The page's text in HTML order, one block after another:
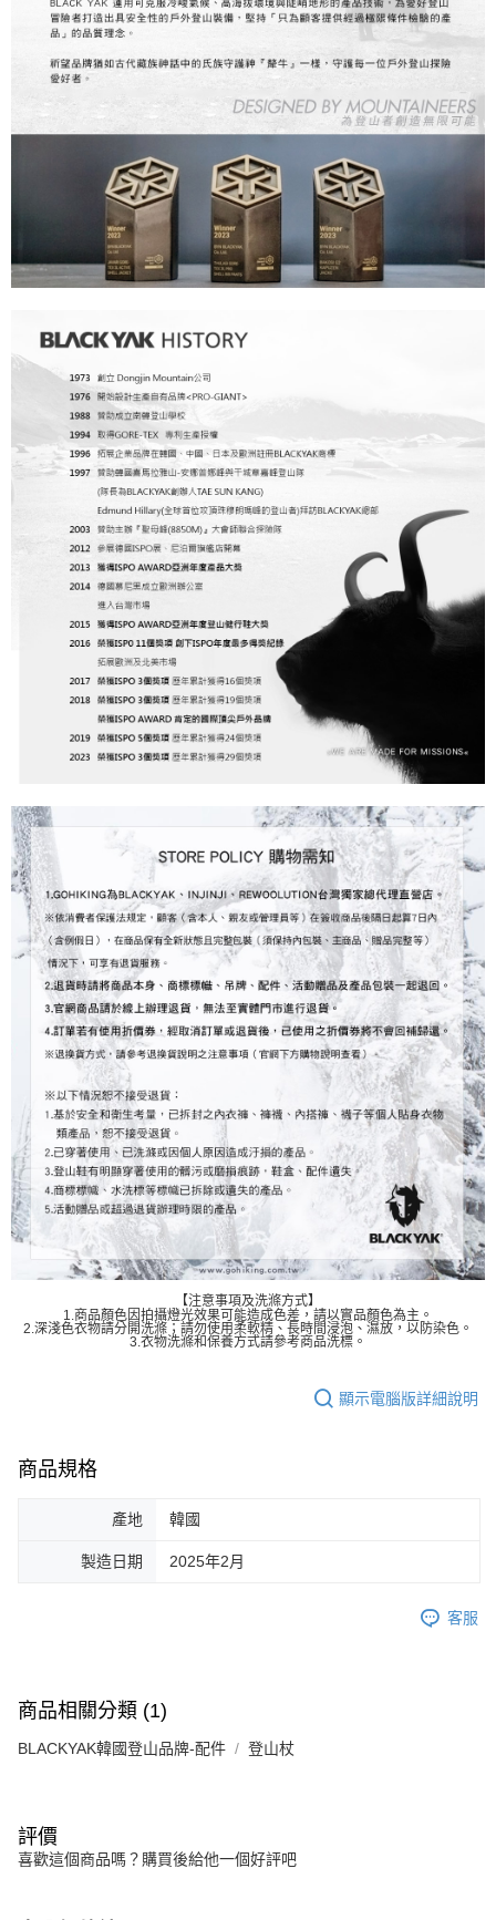
【注意事項及洗滌方式】
1.商品顏色因拍攝燈光效果可能造成色差，請以實品顏色為主。
2.深淺色衣物請分開洗滌；請勿使用柔軟精、長時間浸泡、濕放，以防染色。
3.衣物洗滌和保養方式請參考商品洗標。
顯示電腦版詳細說明
商品規格
產地 韓國
製造日期 2025年2月
客服
商品相關分類 (1)
BLACKYAK韓國登山品牌-配件 登山杖
評價
喜歡這個商品嗎？購買後給他一個好評吧